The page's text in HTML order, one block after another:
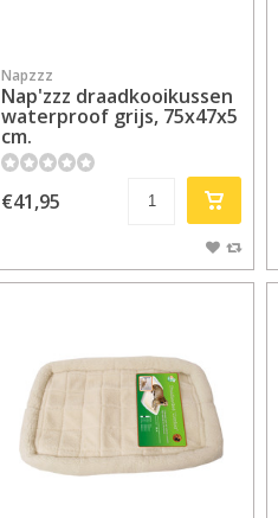
Napzzz
Nap'zzz draadkooikussen
waterproof grijs, 75x47x5
cm.
€41,95